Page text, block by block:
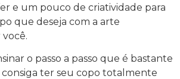
e um pouco de criatividade para
que deseja com a arte
o passo a passo que é bastante
consiga ter seu copo totalmente